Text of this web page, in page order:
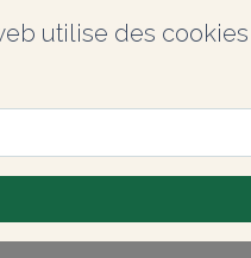
utilise des cookies